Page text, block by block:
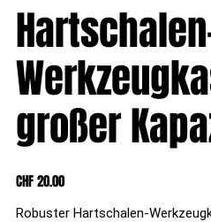
großer
Preis
CHF 20.00
Robuster Hartschalen-